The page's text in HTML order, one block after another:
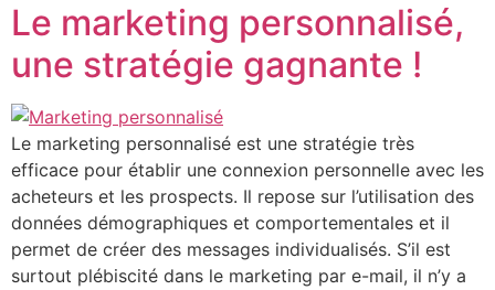
Le marketing personnalisé,
une stratégie gagnante !
Le marketing personnalisé est une stratégie très
efficace pour établir une connexion personnelle avec les
acheteurs et les prospects. Il repose sur l’utilisation des
données démographiques et comportementales et il
permet de créer des messages individualisés. S’il est
surtout plébiscité dans le marketing par e-mail, il n’y a